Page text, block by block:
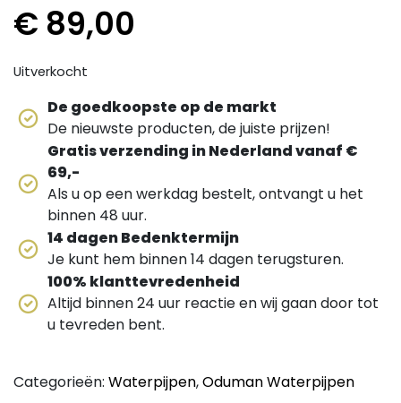
€ 89,00
De goedkoopste op de markt
De nieuwste producten, de juiste prijzen!
Gratis verzending in Nederland vanaf €
69,-
Als u op een werkdag bestelt, ontvangt u het
binnen 48 uur.
14 dagen Bedenktermijn
Je kunt hem binnen 14 dagen terugsturen.
100% klanttevredenheid
Altijd binnen 24 uur reactie en wij gaan door tot
u tevreden bent.
Uitverkocht
Categorieën: Waterpijpen,Oduman Waterpijpen